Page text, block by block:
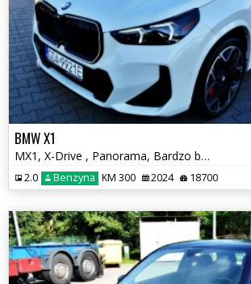
BMW X1
MX1, X-Drive , Panorama, Bardzo bogate wyposażenie
2.0 Benzyna KM 300 2024 18700